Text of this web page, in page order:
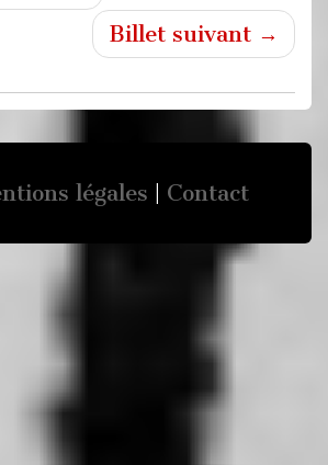
Billet suivant →
légales Contact